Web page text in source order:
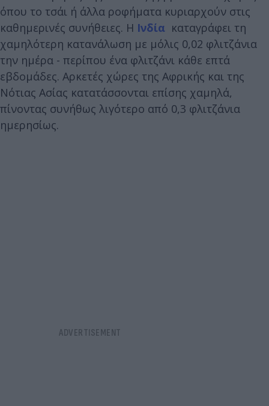
όπου το τσάι ή άλλα ροφήματα κυριαρχούν στις
καθημερινές συνήθειες. Η Ινδία καταγράφει τη
χαμηλότερη κατανάλωση με μόλις 0,02 φλιτζάνια
την ημέρα - περίπου ένα φλιτζάνι κάθε επτά
εβδομάδες. Αρκετές χώρες της Αφρικής και της
Νότιας Ασίας κατατάσσονται επίσης χαμηλά,
πίνοντας συνήθως λιγότερο από 0,3 φλιτζάνια
ημερησίως.